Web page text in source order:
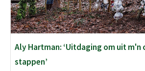
Aly Hartman: ‘Uitdaging om uit
stappen’